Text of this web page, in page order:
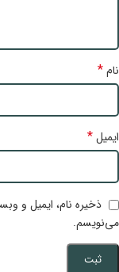
نام*
ایمیل*
ذخیره نام، ایمیل و
می‌نویسم.